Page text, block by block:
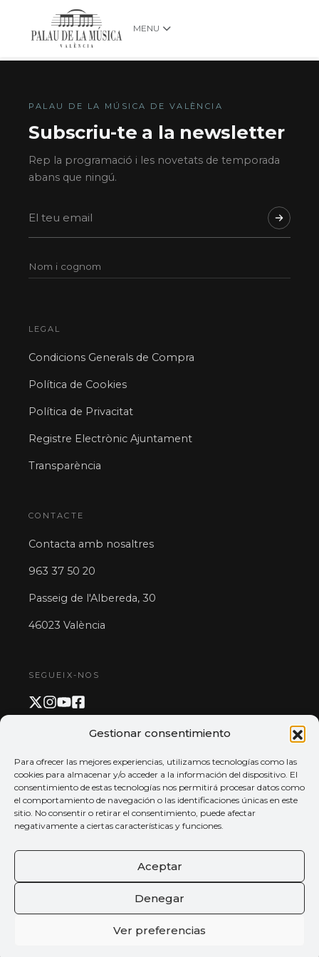
Gestionar consentimiento
Para ofrecer las mejores experiencias, utilizamos tecnologías como las
cookies para almacenar y/o acceder a la información del dispositivo. El
consentimiento de estas tecnologías nos permitirá procesar datos como
el comportamiento de navegación o las identificaciones únicas en este
sitio. No consentir o retirar el consentimiento, puede afectar
negativamente a ciertas características y funciones.
Aceptar
Denegar
Ver preferencias
MENU
PALAU DE LA MÚSICA DE VALÈNCIA
Subscriu-te a la newsletter
Rep la programació i les novetats de temporada
abans que ningú.
LEGAL
Condicions Generals de Compra
Política de Cookies
Política de Privacitat
Registre Electrònic Ajuntament
Transparència
CONTACTE
Contacta amb nosaltres
963 37 50 20
Passeig de l'Albereda, 30
46023 València
SEGUEIX-NOS
PAGAMENT I APP
© 2026 Tots els drets reservatsPalau de la música de València